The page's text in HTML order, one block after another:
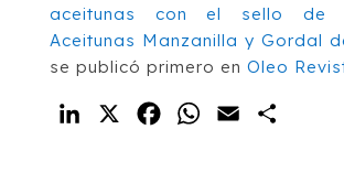
aceitunas con el sello de
Aceitunas Manzanilla y Gordal
se publicó primero en Oleo
LinkedIn FacebookWhatsApp
Email